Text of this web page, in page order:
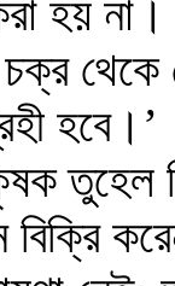
হয়
চক্র
হবে।’
তুহেল
বিক্রি